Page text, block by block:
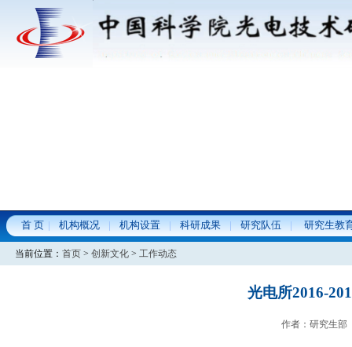
首 页 机构概况 机构设置 科研成果 研究队伍 研究生教
当前位置： 首页 > 创新文化 > 工作动态
光电所2016-
作者：研究生